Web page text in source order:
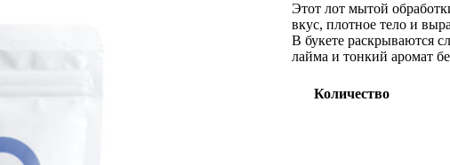
основе
опроса
пользователей
Этот лот мытой
вкус, плотное тело и
В букете раскрываются
лайма и тонкий аромат
Количество